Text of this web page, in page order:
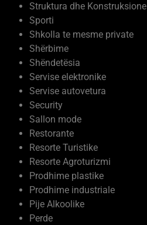
Struktura dhe Konstruksione
Sporti
Shkolla te mesme private
Shërbime
Shëndetësia
Servise elektronike
Servise autovetura
Security
Sallon mode
Restorante
Resorte Turistike
Resorte Agroturizmi
Prodhime plastike
Prodhime industriale
Pije Alkoolike
Perde